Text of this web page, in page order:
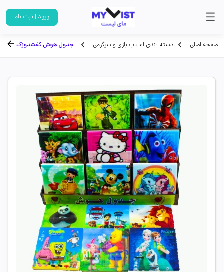
ورود | ثبت نام
صفحه اصلی دسته بندی اسباب بازی و سرگرمی جدول هوش کفشدوزک